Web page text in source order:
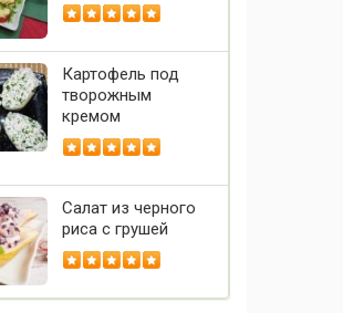
Картофель под
творожным
кремом
Салат из черного
риса с грушей